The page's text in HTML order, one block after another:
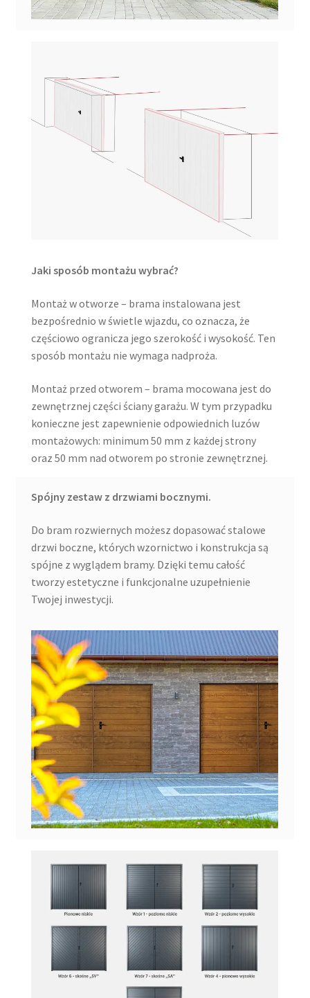
Jaki sposób montażu wybrać?
Montaż w otworze – brama instalowana jest
bezpośrednio w świetle wjazdu, co oznacza, że
częściowo ogranicza jego szerokość i wysokość. Ten
sposób montażu nie wymaga nadproża.
Montaż przed otworem – brama mocowana jest do
zewnętrznej części ściany garażu. W tym przypadku
konieczne jest zapewnienie odpowiednich luzów
montażowych: minimum 50 mm z każdej strony
oraz 50 mm nad otworem po stronie zewnętrznej.
Spójny zestaw z drzwiami bocznymi.
Do bram rozwiernych możesz dopasować stalowe
drzwi boczne, których wzornictwo i konstrukcja są
spójne z wyglądem bramy. Dzięki temu całość
tworzy estetyczne i funkcjonalne uzupełnienie
Twojej inwestycji.